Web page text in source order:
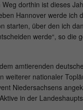
dorthin ist dieses
Hannover werde ich
starten, über den ich
werde“, so die
amtierenden
weiterer nationaler
Niedersachsens
in der
Analytics
Jahre
This cookie is installed by
Analytics. The cookie is